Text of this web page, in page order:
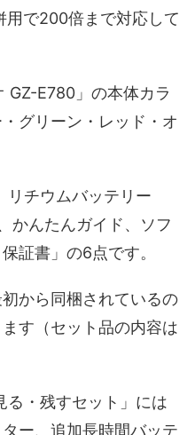
で200倍まで対応して
GZ-E780」の本体カラ
グリーン・レッド・オ
リチウムバッテリー
かんたんガイド、ソフ
証書」の6点です。
から同梱されているの
す（セット品の内容は
・残すセット」には
ー、追加長時間バッテ